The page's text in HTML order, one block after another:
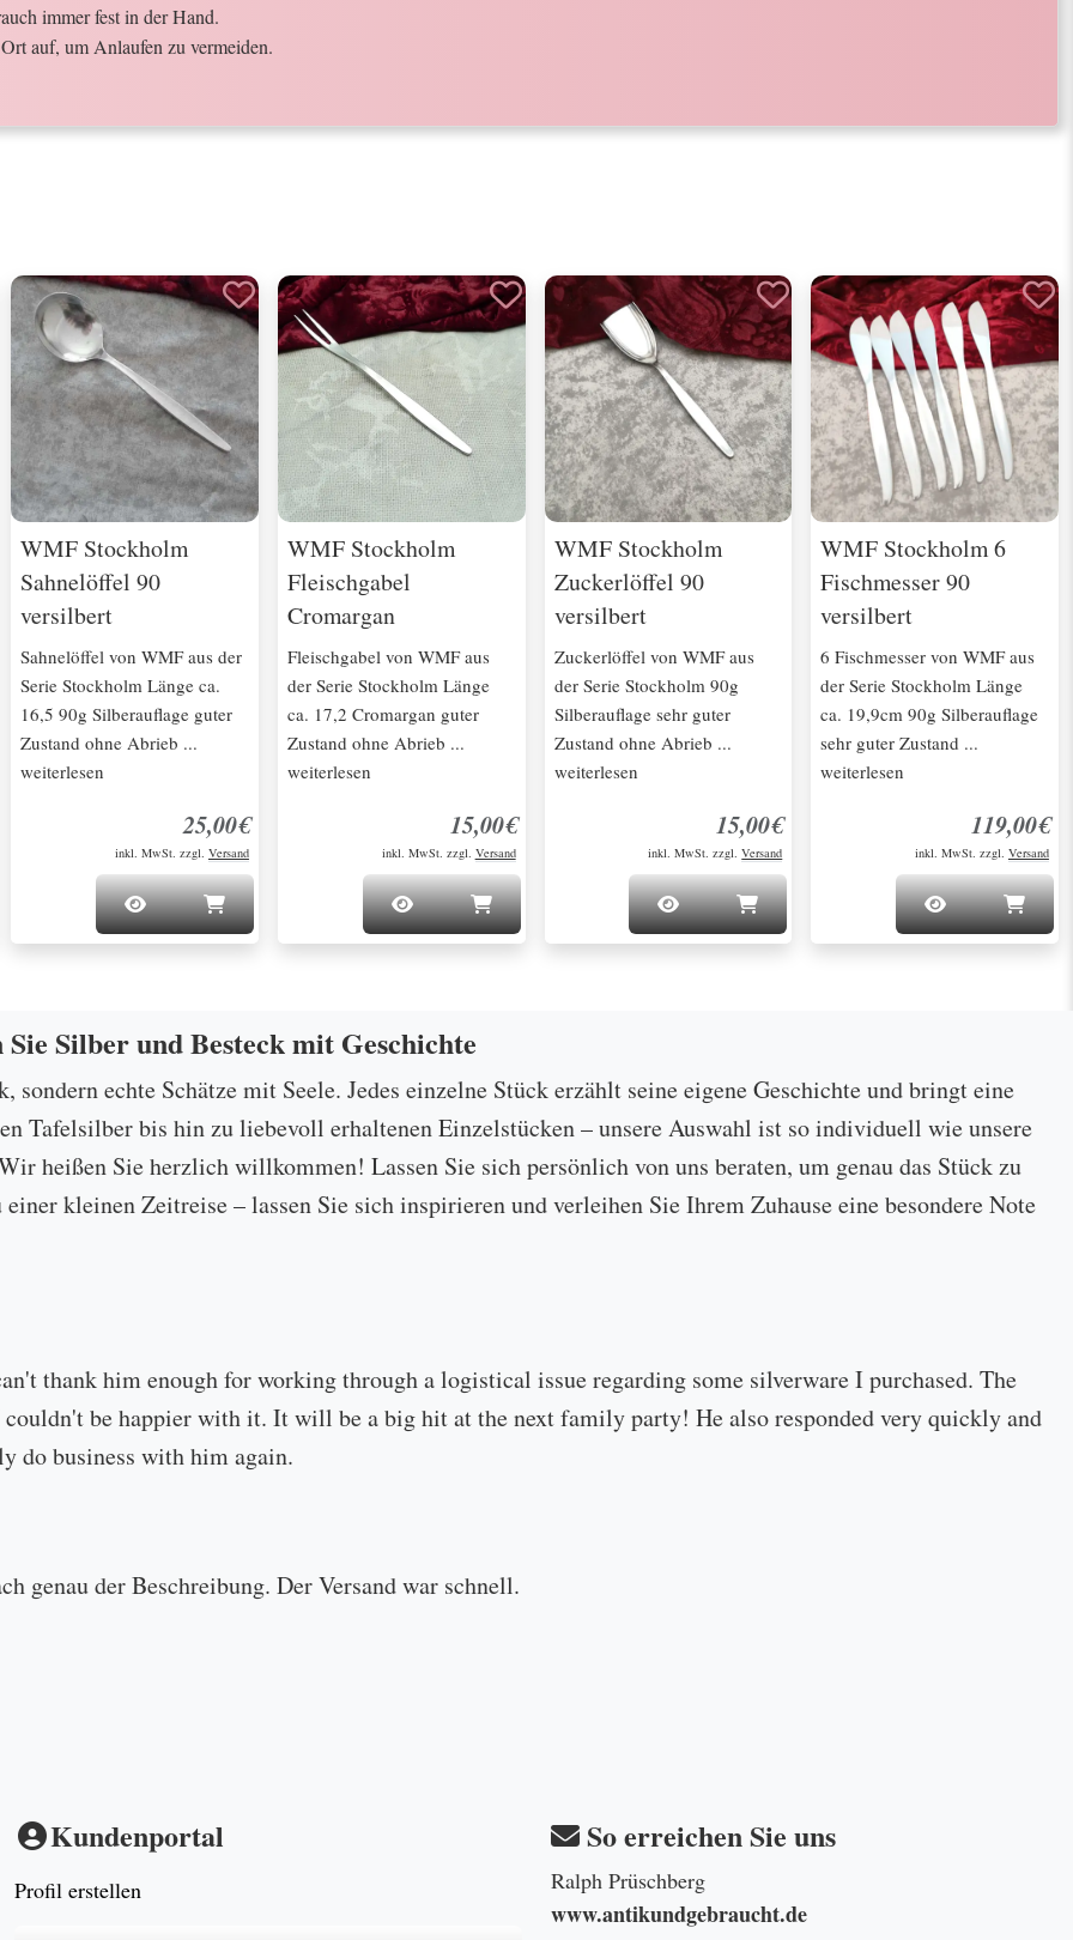
immer fest in der Hand.
auf, um Anlaufen zu vermeiden.
WMF Stockholm
Sahnelöffel 90
versilbert
Sahnelöffel von WMF aus der
Serie Stockholm Länge ca.
16,5 90g Silberauflage guter
Zustand ohne Abrieb ...
weiterlesen
25,00€
inkl. MwSt. zzgl. Versand
WMF Stockholm
Fleischgabel
Cromargan
Fleischgabel von WMF aus
der Serie Stockholm Länge
ca. 17,2 Cromargan guter
Zustand ohne Abrieb ...
weiterlesen
15,00€
inkl. MwSt. zzgl. Versand
WMF Stockholm
Zuckerlöffel 90
versilbert
Zuckerlöffel von WMF aus
der Serie Stockholm 90g
Silberauflage sehr guter
Zustand ohne Abrieb ...
weiterlesen
15,00€
inkl. MwSt. zzgl.Versand
WMF Stockholm 6
Fischmesser 90
versilbert
6 Fischmesser von WMF aus
der Serie Stockholm Länge
ca. 19,9cm 90g Silberauflage
sehr guter Zustand ...
weiterlesen
119,00€
inkl. MwSt. zzgl. Versand
Silber und Besteck mit Geschichte
echte Schätze mit Seele. Jedes einzelne Stück erzählt seine eigene Geschichte und bringt eine
Tafelsilber bis hin zu liebevoll erhaltenen Einzelstücken – unsere Auswahl ist so individuell wie unsere
heißen Sie herzlich willkommen! Lassen Sie sich persönlich von uns beraten, um genau das Stück zu
kleinen Zeitreise – lassen Sie sich inspirieren und verleihen Sie Ihrem Zuhause eine besondere Note
thank him enough for working through a logistical issue regarding some silverware I purchased. The
be happier with it. It will be a big hit at the next family party! He also responded very quickly and
do business with him again.
genau der Beschreibung. Der Versand war schnell.
Kundenportal
Profil erstellen
So erreichen Sie uns
Ralph Prüschberg
www.antikundgebraucht.de